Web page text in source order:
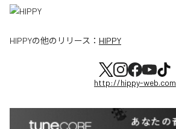
HIPPYの他のリリース： HIPPY
http://hippy-web.com